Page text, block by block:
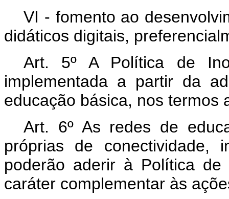
VI - fomento ao
didáticos digitais,
Art. 5º A Política de
implementada a partir da
educação básica, nos termos
Art. 6º As redes de
próprias de conectividade,
poderão aderir à Política de
caráter complementar às